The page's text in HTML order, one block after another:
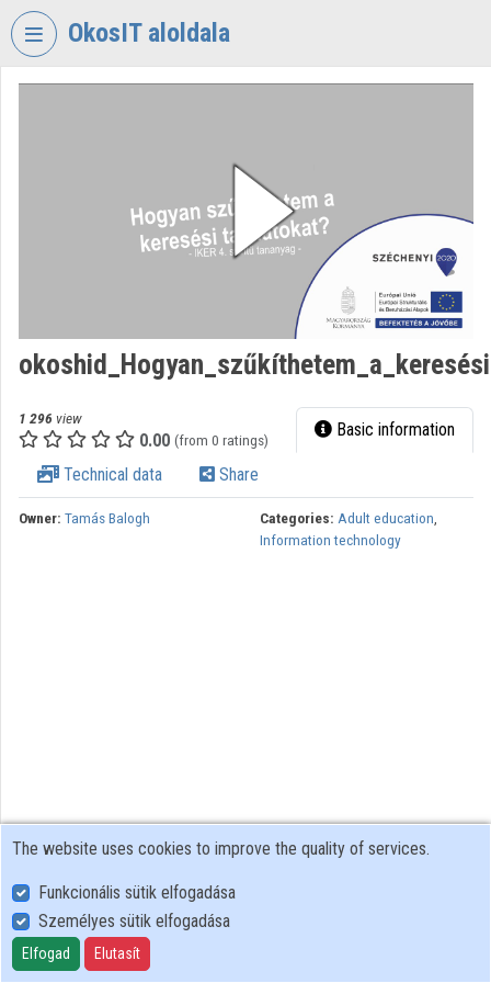
Skip header
OkosIT aloldala
Organization home
Categories
Organizations
Contributors
1 296 view
0.00 (from 0 ratings) Basic information
Technical data Share
Owner: Tamás Balogh Categories: Adult education,
Information technology
User Policy
Adatkezelési tájékoztató (en)
Cookie Policy
The website uses cookies to improve the quality of services.
Funkcionális sütik elfogadása
Személyes sütik elfogadása
Elfogad Elutasít